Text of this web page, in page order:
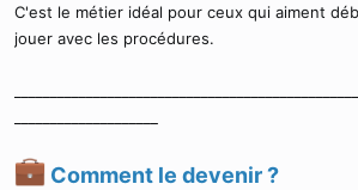
n
C'est le métier idéal pour ceux qui aiment
jouer avec les procédures.
Comment le devenir ?